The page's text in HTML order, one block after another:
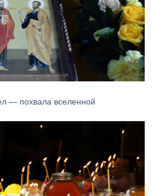
— похвала вселенной